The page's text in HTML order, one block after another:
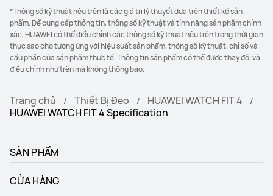
*Thông số kỹ thuật nêu trên là các giá trị lý thuyết dựa trên thiết kế sản
phẩm. Để cung cấp thông tin, thông số kỹ thuật và tính năng sản phẩm chính
xác, HUAWEI có thể điều chỉnh các thông số kỹ thuật nêu trên trong thời gian
thực sao cho tương ứng với hiệu suất sản phẩm, thông số kỹ thuật, chỉ số và
cấu phần của sản phẩm thực tế. Thông tin sản phẩm có thể được thay đổi và
điều chỉnh như trên mà không thông báo.
Trang chủ Thiết Bị Đeo
HUAWEI WATCH FIT 4
HUAWEI WATCH FIT 4 Specification
SẢN PHẨM
CỬA HÀNG